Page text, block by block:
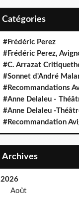
Catégories
#Frédéric Perez
#Frédéric Perez,
#C. Arrazat
#Sonnet d'André
#Recommandations
#Anne Delaleu -
#Anne Delaleu -
#Recommandation
Archives
2026
Août